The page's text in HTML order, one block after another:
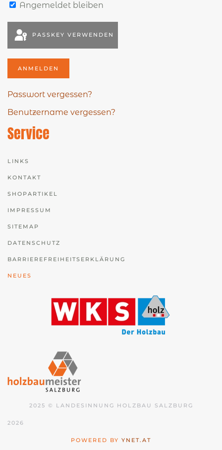
Angemeldet bleiben
PASSKEY VERWENDEN
ANMELDEN
Passwort vergessen?
Benutzername vergessen?
Service
LINKS
KONTAKT
SHOPARTIKEL
IMPRESSUM
SITEMAP
DATENSCHUTZ
BARRIEREFREIHEITSERKLÄRUNG
NEUES
2025 © LANDESINNUNG HOLZBAU SALZBURG
2026
POWERED BY YNET.AT